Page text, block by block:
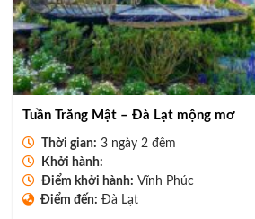
Tuần Trăng Mật – Đà Lạt mộng mơ
Thời gian: 3 ngày 2 đêm
Khởi hành:
Điểm khởi hành: Vĩnh Phúc
Điểm đến: Đà Lạt